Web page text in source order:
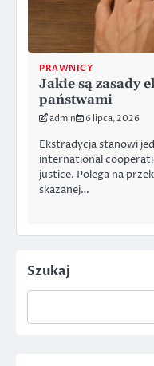
PRAWNICY
Jakie są zasady
państwami
admin 6 lipca, 2026
Ekstradycja stanowi
international
justice. Polega na
skazanej…
Szukaj